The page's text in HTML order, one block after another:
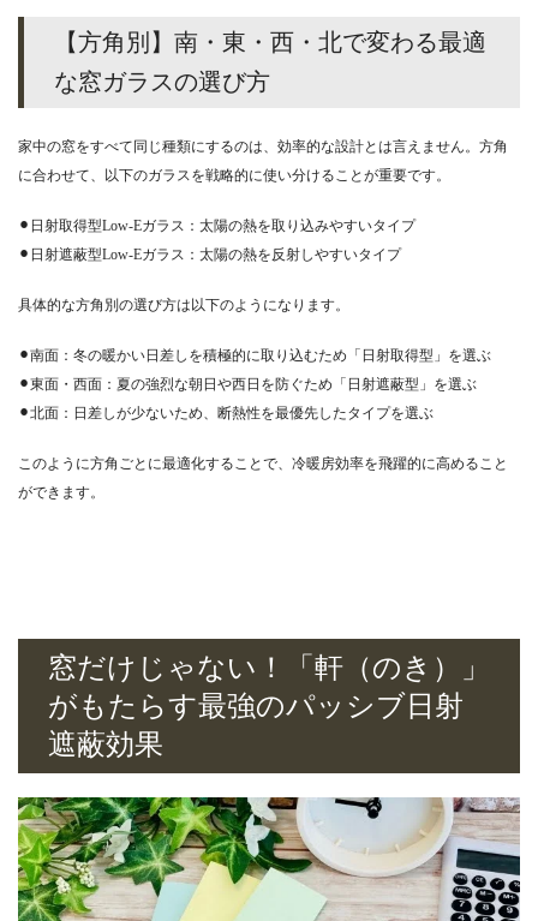
【方角別】南・東・西・北で変わる最適
な窓ガラスの選び方
家中の窓をすべて同じ種類にするのは、効率的な設計とは言えません。方角
に合わせて、以下のガラスを戦略的に使い分けることが重要です。
⚫︎日射取得型Low-Eガラス：太陽の熱を取り込みやすいタイプ
⚫︎日射遮蔽型Low-Eガラス：太陽の熱を反射しやすいタイプ
具体的な方角別の選び方は以下のようになります。
⚫︎南面：冬の暖かい日差しを積極的に取り込むため「日射取得型」を選ぶ
⚫︎東面・西面：夏の強烈な朝日や西日を防ぐため「日射遮蔽型」を選ぶ
⚫︎北面：日差しが少ないため、断熱性を最優先したタイプを選ぶ
このように方角ごとに最適化することで、冷暖房効率を飛躍的に高めること
ができます。
窓だけじゃない！「軒（のき）」
がもたらす最強のパッシブ日射
遮蔽効果